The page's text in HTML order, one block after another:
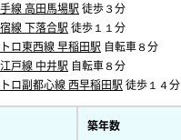
線 高田馬場駅 徒歩３分
線 下落合駅 徒歩１１分
ロ東西線 早稲田駅 自転車８分
戸線 中井駅 自転車８分
ロ副都心線 西早稲田駅 徒歩１４分
築年数